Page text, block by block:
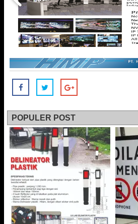
POPULER POST